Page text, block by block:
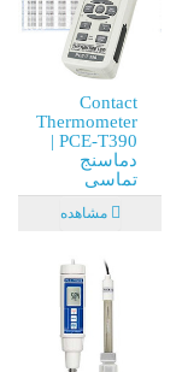
Contact
Thermometer
PCE-T390 |
دماسنج
تماسی
مشاهده